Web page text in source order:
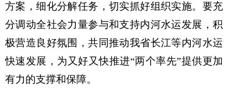
方案，细化分解任务，切实抓好组织实施。要充
分调动全社会力量参与和支持内河水运发展，积
极营造良好氛围，共同推动我省长江等内河水运
快速发展，为又好又快推进“两个率先”提供更加
有力的支撑和保障。